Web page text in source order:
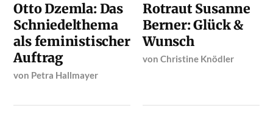
Otto Dzemla: Das
Schniedelthema
als feministischer
Auftrag
von Petra Hallmayer
Rotraut Susanne
Berner: Glück &
Wunsch
vonChristine Knödler